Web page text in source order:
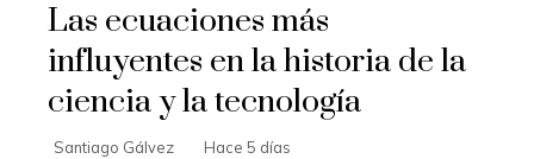
Las ecuaciones más
influyentes en la historia de la
ciencia y la tecnología
Santiago Gálvez Hace 5 días